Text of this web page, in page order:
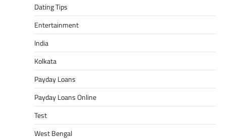
Dating Tips
Entertainment
India
Kolkata
Payday Loans
Payday Loans Online
Test
West Bengal